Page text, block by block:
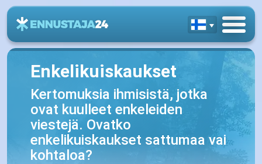
Enkelikuiskaukset
Kertomuksia ihmisistä, jotka
ovat kuulleet enkeleiden
viestejä. Ovatko
enkelikuiskaukset sattumaa vai
kohtaloa?